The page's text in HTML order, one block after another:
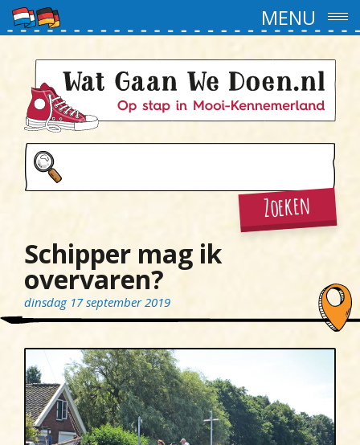
MENU
Zoeken
Schipper mag ik
overvaren?
dinsdag 17 september 2019